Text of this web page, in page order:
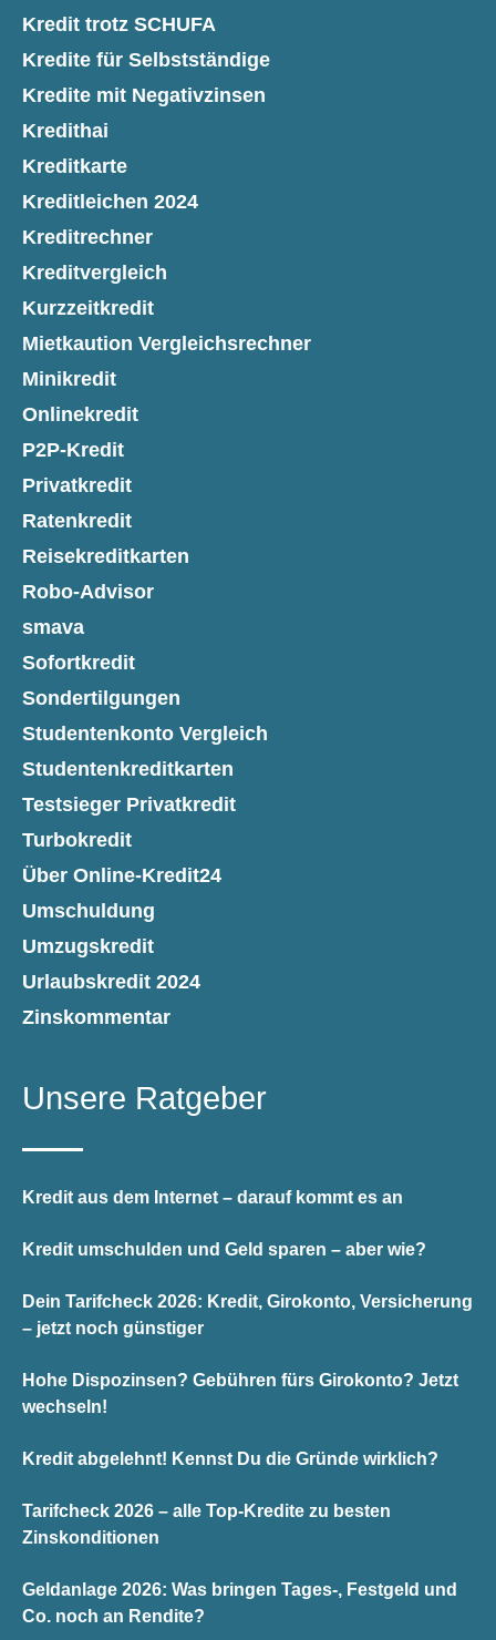
Kredit trotz SCHUFA
Kredite für Selbstständige
Kredite mit Negativzinsen
Kredithai
Kreditkarte
Kreditleichen 2024
Kreditrechner
Kreditvergleich
Kurzzeitkredit
Mietkaution Vergleichsrechner
Minikredit
Onlinekredit
P2P-Kredit
Privatkredit
Ratenkredit
Reisekreditkarten
Robo-Advisor
smava
Sofortkredit
Sondertilgungen
Studentenkonto Vergleich
Studentenkreditkarten
Testsieger Privatkredit
Turbokredit
Über Online-Kredit24
Umschuldung
Umzugskredit
Urlaubskredit 2024
Zinskommentar
Unsere Ratgeber
Kredit aus dem Internet – darauf kommt es an
Kredit umschulden und Geld sparen – aber wie?
Dein Tarifcheck 2026: Kredit, Girokonto, Versicherung
– jetzt noch günstiger
Hohe Dispozinsen? Gebühren fürs Girokonto? Jetzt
wechseln!
Kredit abgelehnt! Kennst Du die Gründe wirklich?
Tarifcheck 2026 – alle Top-Kredite zu besten
Zinskonditionen
Geldanlage 2026: Was bringen Tages-, Festgeld und
Co. noch an Rendite?